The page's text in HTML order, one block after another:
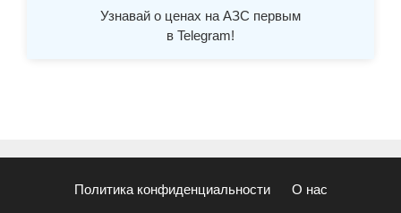
Узнавай о ценах на АЗС первым
в Telegram!
Политика конфиденциальности О нас